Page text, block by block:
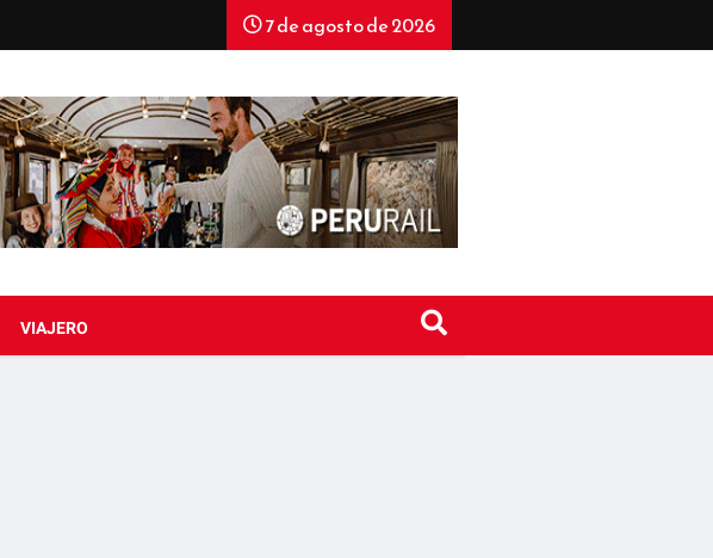
7 de agosto de 2026
VIAJERO